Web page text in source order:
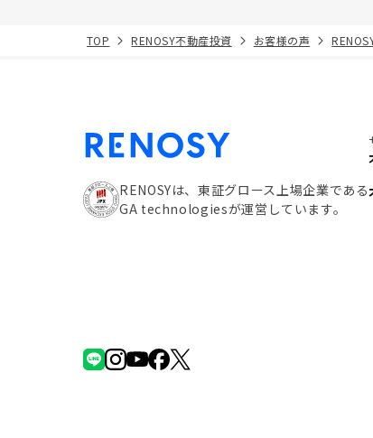
TOP RENOSY不動産投資 お客様の声
RENOSYは、東証グロース上場企業である
GA technologiesが運営しています。